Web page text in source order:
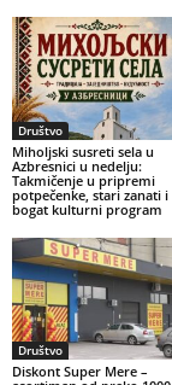
Društvo
Miholjski susreti sela u
Azbresnici u nedelju:
Takmičenje u pripremi
potpečenke, stari zanati i
bogat kulturni program
Društvo
Diskont Super Mere –